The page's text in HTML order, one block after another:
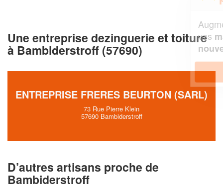
Une entreprise dezinguerie et toiture
à Bambiderstroff (57690)
ENTREPRISE FRERES BEURTON (SARL)
73 Rue Pierre Klein
57690 Bambiderstroff
D’autres artisans proche de
Bambiderstroff
chiffre d'affaireset
vosmargestout en gagnant de
nouveaux clients!
En savoir plus